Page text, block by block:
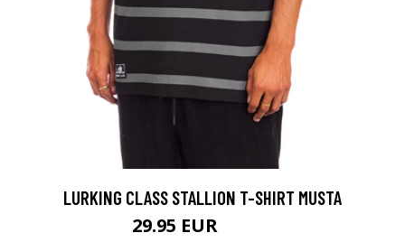
LURKING CLASS STALLION T-SHIRT MUSTA
29.95 EUR